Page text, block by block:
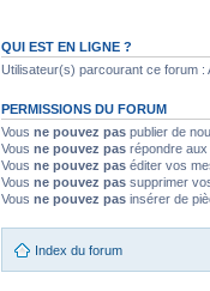
QUI EST EN LIGNE ?
Utilisateur(s) parcourant ce forum :
PERMISSIONS DU FORUM
Vous ne pouvez pas publier de
Vous ne pouvez pas répondre
Vous ne pouvez pas éditer vos
Vous ne pouvez pas supprimer
Vous ne pouvez pas insérer de
Index du forum